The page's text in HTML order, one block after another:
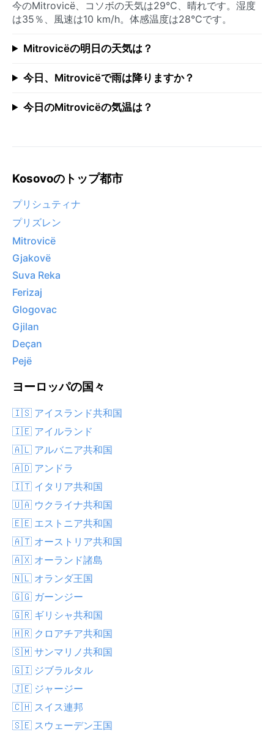
今のMitrovicë、コソボの天気は29°C、晴れです。湿度
は35％、風速は10 km/h。体感温度は28°Cです。
Mitrovicëの明日の天気は？
今日、Mitrovicëで雨は降りますか？
今日のMitrovicëの気温は？
Kosovoのトップ都市
プリシュティナ
プリズレン
Mitrovicë
Gjakovë
Suva Reka
Ferizaj
Glogovac
Gjilan
Deçan
Pejë
ヨーロッパの国々
🇮🇸 アイスランド共和国
🇮🇪 アイルランド
🇦🇱 アルバニア共和国
🇦🇩 アンドラ
🇮🇹 イタリア共和国
🇺🇦 ウクライナ共和国
🇪🇪 エストニア共和国
🇦🇹 オーストリア共和国
🇦🇽 オーランド諸島
🇳🇱 オランダ王国
🇬🇬 ガーンジー
🇬🇷 ギリシャ共和国
🇭🇷 クロアチア共和国
🇸🇲 サンマリノ共和国
🇬🇮 ジブラルタル
🇯🇪 ジャージー
🇨🇭 スイス連邦
🇸🇪 スウェーデン王国